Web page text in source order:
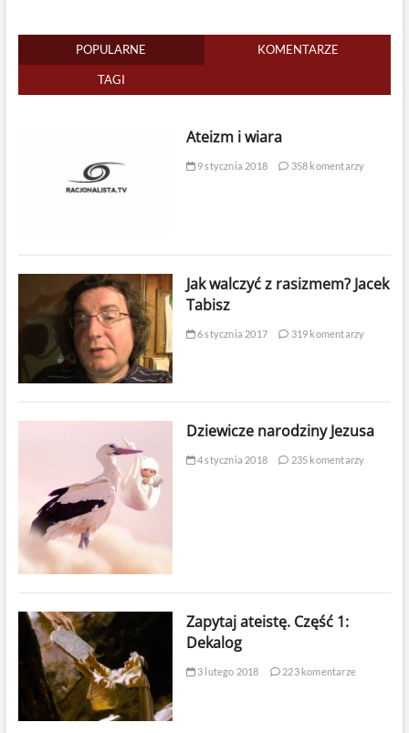
POPULARNE KOMENTARZE
TAGI
Ateizm i wiara
9 stycznia 2018 358 komentarzy
Jak walczyć z rasizmem? Jacek
Tabisz
6 stycznia 2017 319 komentarzy
Dziewicze narodziny Jezusa
4 stycznia 2018 235 komentarzy
Zapytaj ateistę. Część 1:
Dekalog
3 lutego 2018 223 komentarze